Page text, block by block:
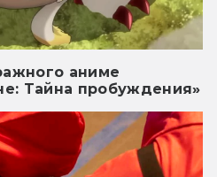
аниме
Тайна пробуждения»